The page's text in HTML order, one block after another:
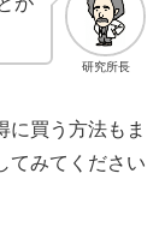
研究所長
に買う方法もま
てみてください